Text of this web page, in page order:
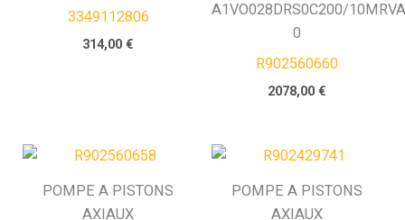
3349112806
314,00€
A1VO028DRS0C200/
0
R902560660
2078,00 €
POMPE A PISTONS
AXIAUX
POMPE A PISTONS
AXIAUX